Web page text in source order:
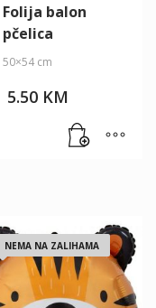
Folija balon
pčelica
50×54 cm
5.50 KM
NEMA NA ZALIHAMA